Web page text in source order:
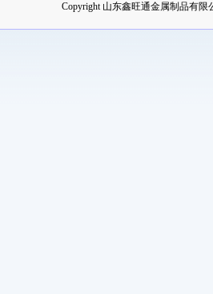
Copyright 山东鑫旺通金属制品有